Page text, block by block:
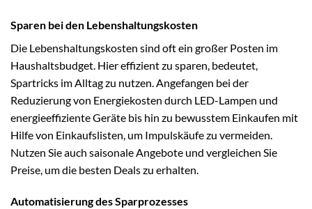
Sparen bei den Lebenshaltungskosten
Die Lebenshaltungskosten sind oft ein großer Posten im
Haushaltsbudget. Hier effizient zu sparen, bedeutet,
Spartricks im Alltag zu nutzen. Angefangen bei der
Reduzierung von Energiekosten durch LED-Lampen und
energieeffiziente Geräte bis hin zu bewusstem Einkaufen mit
Hilfe von Einkaufslisten, um Impulskäufe zu vermeiden.
Nutzen Sie auch saisonale Angebote und vergleichen Sie
Preise, um die besten Deals zu erhalten.
Automatisierung des Sparprozesses